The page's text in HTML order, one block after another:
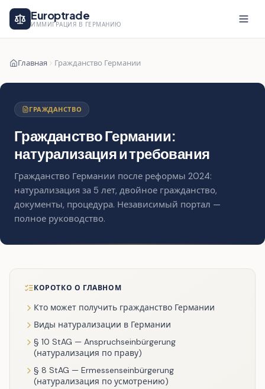
Europtrade
ИММИГРАЦИЯ В ГЕРМАНИЮ
Главная Гражданство Германии
ГРАЖДАНСТВО
Гражданство Германии:
натурализация и требования
Гражданство Германии после реформы 2024:
натурализация за 5 лет, двойное гражданство,
документы, процедура. Независимый портал —
полное руководство.
КОРОТКО О ГЛАВНОМ
Кто может получить гражданство Германии
Виды натурализации в Германии
§ 10 StAG — Anspruchseinbürgerung
(натурализация по праву)
§ 8 StAG — Ermessenseinbürgerung
(натурализация по усмотрению)